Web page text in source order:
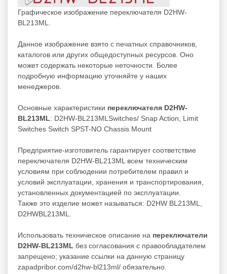
Графическое изображение переключателя D2HW-
BL213ML.
Данное изображение взято с печатных справочников,
каталогов или других общедоступных ресурсов. Оно
может содержать некоторые неточности. Более
подробную информацию уточняйте у наших
менеджеров.
Основные характеристики переключателя D2HW-
BL213ML: D2HW-BL213MLSwitches/ Snap Action, Limit
Switches Switch SPST-NO Chassis Mount
Предприятие-изготовитель гарантирует соответствие
переключателя D2HW-BL213ML всем техническим
условиям при соблюдении потребителем правил и
условий эксплуатации, хранения и транспортирования,
установленных документацией по эксплуатации.
Также это изделие может называться: D2HW BL213ML,
D2HWBL213ML.
Использовать техническое описание на переключатели
D2HW-BL213ML без согласования с правообладателем
запрещено; указание ссылки на данную страницу
zapadpribor.com/d2hw-bl213ml/ обязательно.